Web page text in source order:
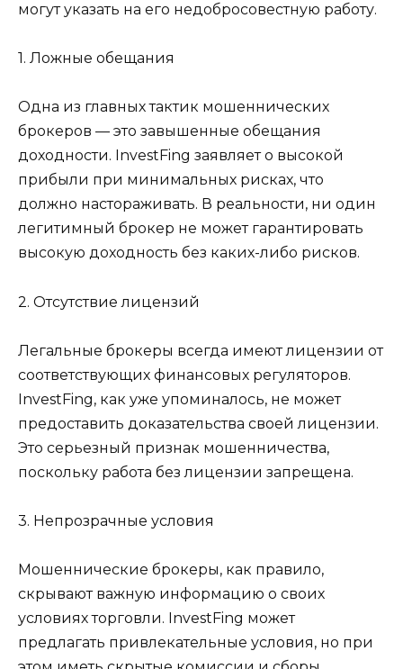
могут указать на его недобросовестную работу.
1. Ложные обещания
Одна из главных тактик мошеннических
брокеров — это завышенные обещания
доходности. InvestFing заявляет о высокой
прибыли при минимальных рисках, что
должно настораживать. В реальности, ни один
легитимный брокер не может гарантировать
высокую доходность без каких-либо рисков.
2. Отсутствие лицензий
Легальные брокеры всегда имеют лицензии от
соответствующих финансовых регуляторов.
InvestFing, как уже упоминалось, не может
предоставить доказательства своей лицензии.
Это серьезный признак мошенничества,
поскольку работа без лицензии запрещена.
3. Непрозрачные условия
Мошеннические брокеры, как правило,
скрывают важную информацию о своих
условиях торговли. InvestFing может
предлагать привлекательные условия, но при